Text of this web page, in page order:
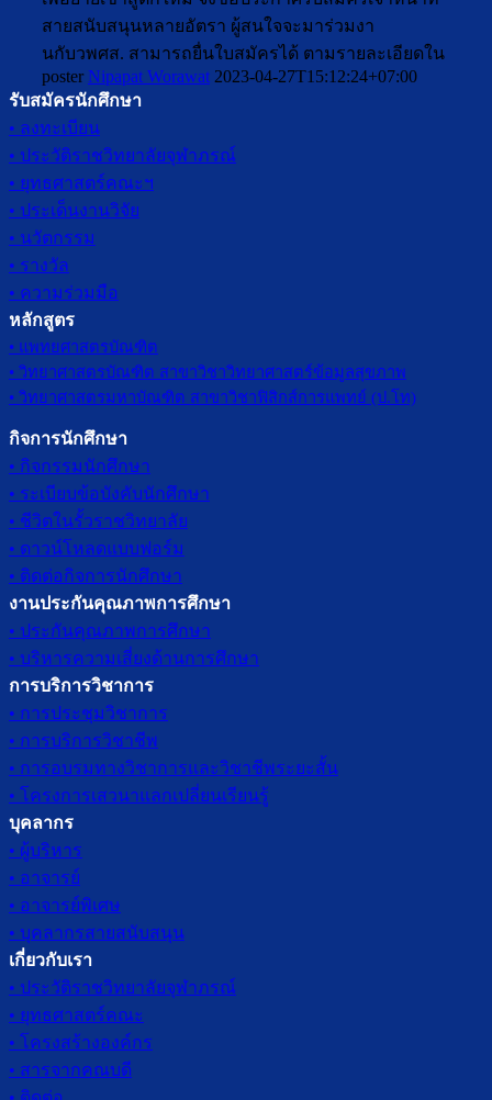
สายสนับสนุนหลายอัตรา ผู้สนใจจะมาร่วมงา
นกับวพศส. สามารถยื่นใบสมัครได้ ตามรายละเอียดใน
posterNipapat Worawat 2023-04-27T15:12:24+07:00
รับสมัครนักศึกษา
• ลงทะเบียน
• ประวัติราชวิทยาลัยจุฬาภรณ์
• ยุทธศาสตร์คณะฯ
• ประเด็นงานวิจัย
• นวัตกรรม
• รางวัล
• ความร่วมมือ
หลักสูตร
• แพทยศาสตรบัณฑิต
• วิทยาศาสตรบัณฑิต สาขาวิชาวิทยาศาสตร์ข้อมูลสุขภาพ
• วิทยาศาสตรมหาบัณฑิต สาขาวิชาฟิสิกส์การแพทย์ (ป.โท)
กิจการนักศึกษา
• กิจกรรมนักศึกษา
• ระเบียบข้อบังคับนักศึกษา
• ชีวิตในรั้วราชวิทยาลัย
• ดาวน์โหลดแบบฟอร์ม
• ติดต่อกิจการนักศึกษา
งานประกันคุณภาพการศึกษา
• ประกันคุณภาพการศึกษา
• บริหารความเสี่ยงด้านการศึกษา
การบริการวิชาการ
• การประชุมวิชาการ
• การบริการวิชาชีพ
• การอบรมทางวิชาการและวิชาชีพระยะสั้น
• โครงการเสวนาแลกเปลี่ยนเรียนรู้
บุคลากร
• ผู้บริหาร
• อาจารย์
• อาจารย์พิเศษ
• บุคลากรสายสนับสนุน
เกี่ยวกับเรา
• ประวัติราชวิทยาลัยจุฬาภรณ์
• ยุทธศาสตร์คณะ
• โครงสร้างองค์กร
• สารจากคณบดี